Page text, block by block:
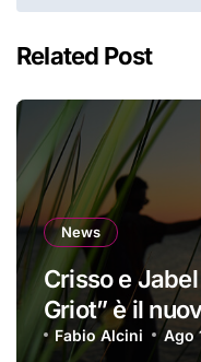
Related Post
News
Crisso e
Griot” è il
Fabio Alcini Ago